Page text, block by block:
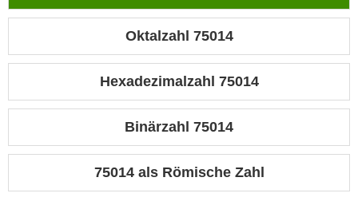
Oktalzahl 75014
Hexadezimalzahl 75014
Binärzahl 75014
75014 als Römische Zahl